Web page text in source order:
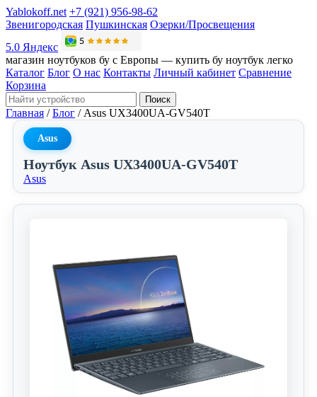
Yablokoff.net +7 (921) 956-98-62
Звенигородская Пушкинская Озерки/Просвещения
5.0 Яндекс
магазин ноутбуков бу с Европы — купить бу ноутбук легко
Каталог Блог О нас Контакты Личный кабинет Сравнение
Корзина
Поиск
Главная / Блог / Asus UX3400UA-GV540T
Asus
Ноутбук Asus UX3400UA-GV540T
Asus